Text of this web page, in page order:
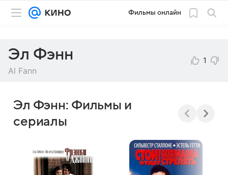
Фильмы онлайн
Эл Фэнн
Al Fann
1
Эл Фэнн: Фильмы и
сериалы